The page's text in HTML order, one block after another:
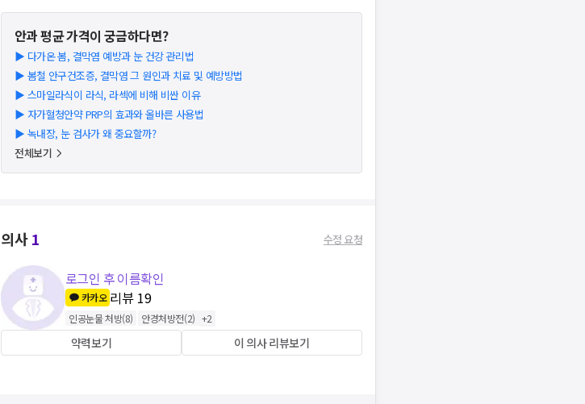
안과평균 가격이 궁금하다면?
▶ 다가온 봄, 결막염 예방과 눈 건강 관리법
▶ 봄철 안구건조증, 결막염 그 원인과 치료 및 예방방법
▶ 스마일라식이 라식, 라섹에 비해 비싼 이유
▶ 자가혈청안약 PRP의 효과와 올바른 사용법
▶ 녹내장, 눈 검사가 왜 중요할까?
전체보기
의사1 수정 요청
로그인 후 이름확인
카카오 리뷰 19
인공눈물 처방(8) 안경처방전(2) +2
약력보기 이 의사 리뷰보기